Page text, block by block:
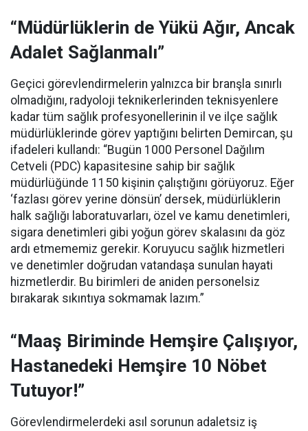
“Müdürlüklerin de Yükü Ağır, Ancak
Adalet Sağlanmalı”
Geçici görevlendirmelerin yalnızca bir branşla sınırlı
olmadığını, radyoloji teknikerlerinden teknisyenlere
kadar tüm sağlık profesyonellerinin il ve ilçe sağlık
müdürlüklerinde görev yaptığını belirten Demircan, şu
ifadeleri kullandı: “Bugün 1000 Personel Dağılım
Cetveli (PDC) kapasitesine sahip bir sağlık
müdürlüğünde 1150 kişinin çalıştığını görüyoruz. Eğer
‘fazlası görev yerine dönsün’ dersek, müdürlüklerin
halk sağlığı laboratuvarları, özel ve kamu denetimleri,
sigara denetimleri gibi yoğun görev skalasını da göz
ardı etmememiz gerekir. Koruyucu sağlık hizmetleri
ve denetimler doğrudan vatandaşa sunulan hayati
hizmetlerdir. Bu birimleri de aniden personelsiz
bırakarak sıkıntıya sokmamak lazım.”
“Maaş Biriminde Hemşire Çalışıyor,
Hastanedeki Hemşire 10 Nöbet
Tutuyor!”
Görevlendirmelerdeki asıl sorunun adaletsiz iş